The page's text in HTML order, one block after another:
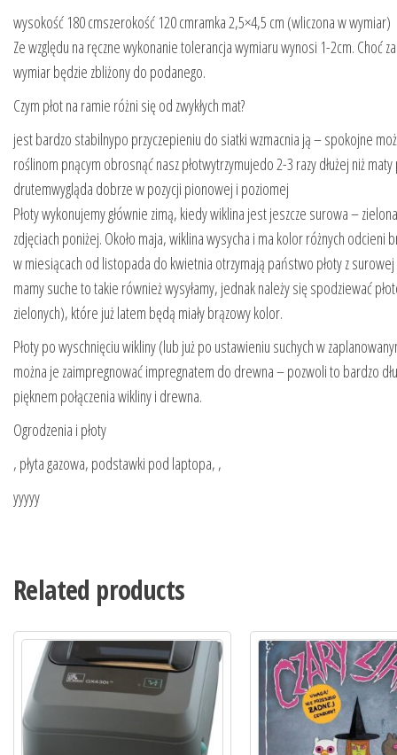
wysokość 180 cmszerokość 120 cmramka 2,5×4,5 cm (wliczona w wymiar)
Ze względu na ręczne wykonanie tolerancja wymiaru wynosi 1-2cm. Choć
wymiar będzie zbliżony do podanego.
Czym płot na ramie różni się od zwykłych mat?
jest bardzo stabilnypo przyczepieniu do siatki wzmacnia ją – spokojne
roślinom pnącym obrosnąć nasz płotwytrzymujedo 2-3 razy dłużej niż
drutemwygląda dobrze w pozycji pionowej i poziomej
Płoty wykonujemy głównie zimą, kiedy wiklina jest jeszcze surowa –
zdjęciach poniżej. Około maja, wiklina wysycha i ma kolor różnych odcieni
w miesiącach od listopada do kwietnia otrzymają państwo płoty z
mamy suche to takie również wysyłamy, jednak należy się spodziewać
zielonych), które już latem będą miały brązowy kolor.
Płoty po wyschnięciu wikliny (lub już po ustawieniu suchych w
można je zaimpregnować impregnatem do drewna – pozwoli to bardzo
pięknem połączenia wikliny i drewna.
Ogrodzenia i płoty
, płyta gazowa, podstawki pod laptopa, ,
yyyyy
Related products